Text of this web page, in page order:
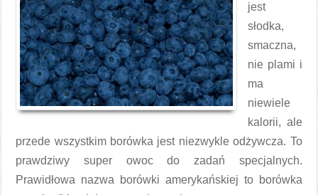
jest
słodka,
smaczna,
nie plami i
ma
niewiele
kalorii, ale
przede wszystkim borówka jest niezwykle odżywcza. To
prawdziwy super owoc do zadań specjalnych.
Prawidłowa nazwa borówki amerykańskiej to borówka